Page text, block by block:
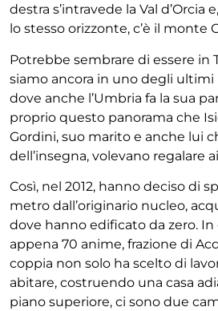
destra s’intravede la Val d’Orcia
lo stesso orizzonte, c’è il monte
Potrebbe sembrare di essere in
siamo ancora in uno degli ultimi
dove anche l’Umbria fa la sua
proprio questo panorama che
Gordini, suo marito e anche lui
dell’insegna, volevano regalare
Così, nel 2012, hanno deciso di
metro dall’originario nucleo,
dove hanno edificato da zero.
appena 70 anime, frazione di
coppia non solo ha scelto di
abitare, costruendo una casa
piano superiore, ci sono due